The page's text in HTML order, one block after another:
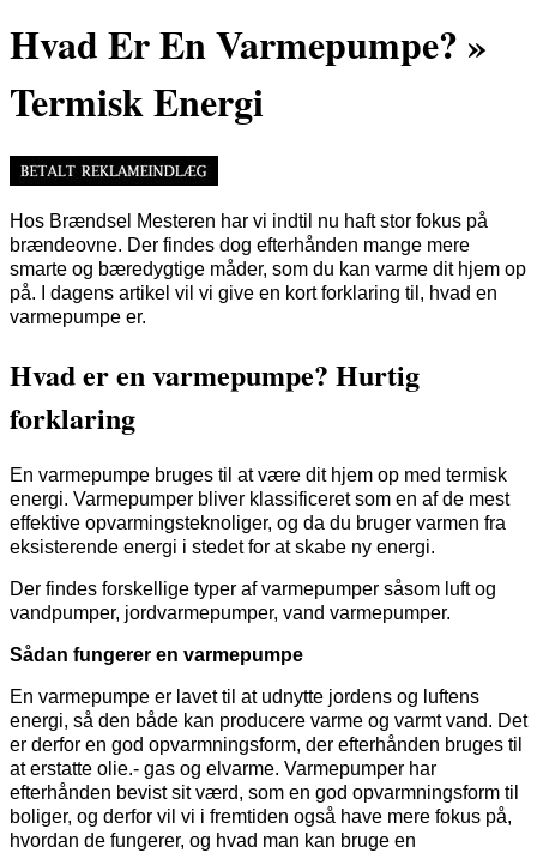
Hvad Er En Varmepumpe? »
Termisk Energi
Hos Brændsel Mesteren har vi indtil nu haft stor fokus på
brændeovne. Der findes dog efterhånden mange mere
smarte og bæredygtige måder, som du kan varme dit hjem op
på. I dagens artikel vil vi give en kort forklaring til, hvad en
varmepumpe er.
Hvad er en varmepumpe? Hurtig
forklaring
En varmepumpe bruges til at være dit hjem op med termisk
energi. Varmepumper bliver klassificeret som en af de mest
effektive opvarmingsteknoliger, og da du bruger varmen fra
eksisterende energi i stedet for at skabe ny energi.
Der findes forskellige typer af varmepumper såsom luft og
vandpumper, jordvarmepumper, vand varmepumper.
Sådan fungerer en varmepumpe
En varmepumpe er lavet til at udnytte jordens og luftens
energi, så den både kan producere varme og varmt vand. Det
er derfor en god opvarmningsform, der efterhånden bruges til
at erstatte olie.- gas og elvarme. Varmepumper har
efterhånden bevist sit værd, som en god opvarmningsform til
boliger, og derfor vil vi i fremtiden også have mere fokus på,
hvordan de fungerer, og hvad man kan bruge en